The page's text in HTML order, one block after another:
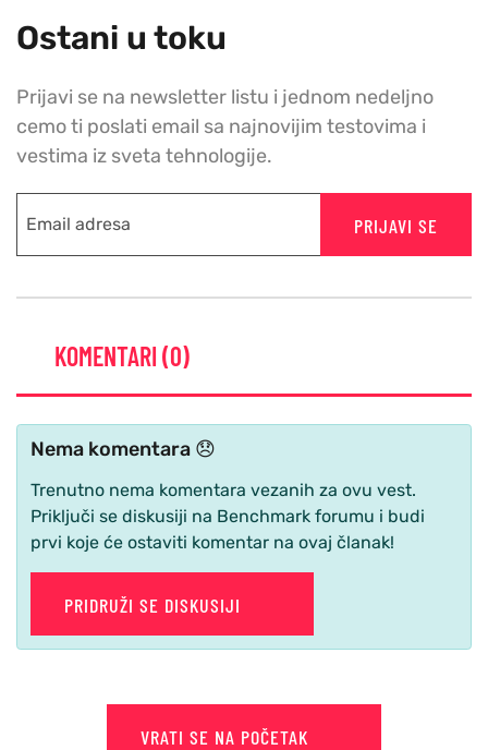
Ostani u toku
Prijavi se na newsletter listu i jednom nedeljno
cemo ti poslati email sa najnovijim testovima i
vestima iz sveta tehnologije.
PRIJAVI SE
KOMENTARI (0)
Nema komentara 😞
Trenutno nema komentara vezanih za ovu vest.
Priključi se diskusiji na Benchmark forumu i budi
prvi koje će ostaviti komentar na ovaj članak!
PRIDRUŽI SE DISKUSIJI
VRATI SE NA POČETAK